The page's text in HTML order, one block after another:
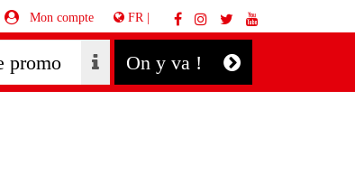
Mon compte FR |